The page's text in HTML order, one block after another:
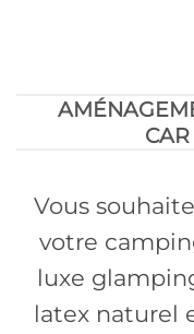
Vous
votre
luxe
latex naturel